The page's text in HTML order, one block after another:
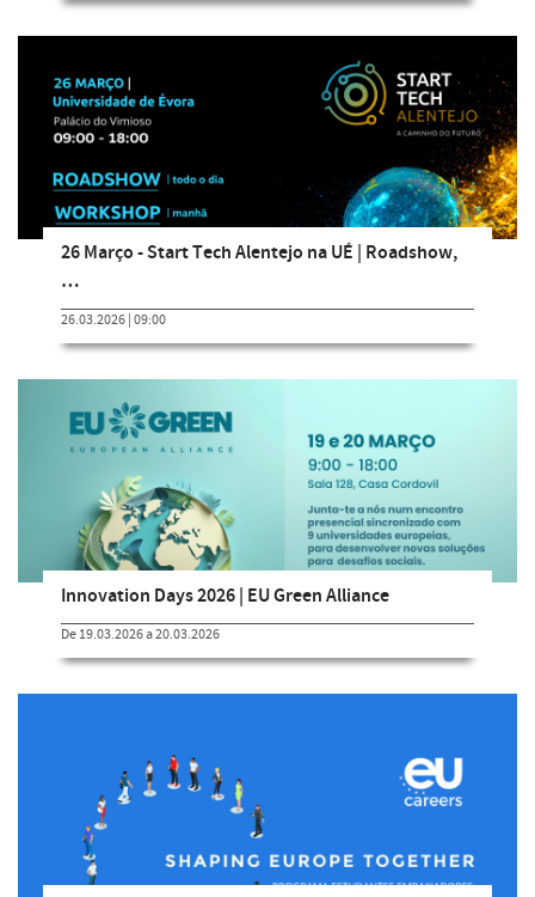
26 Março - Start Tech Alentejo na UÉ | Roadshow,
…
26.03.2026 | 09:00
Innovation Days 2026 | EU Green Alliance
De 19.03.2026 a 20.03.2026